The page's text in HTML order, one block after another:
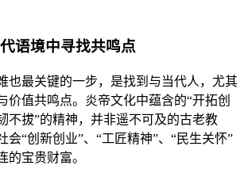
语境中寻找共鸣点
也最关键的一步，是找到与当代人，尤其
价值共鸣点。炎帝文化中蕴含的“开拓创
不拔”的精神，并非遥不可及的古老教
会“创新创业”、“工匠精神”、“民生关怀”
的宝贵财富。